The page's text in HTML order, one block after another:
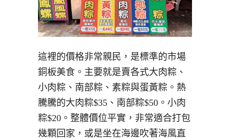
這裡的價格非常親民，是標準的市場
銅板美食。主要就是賣各式大肉粽、
小肉粽、南部粽、素粽與蛋黃粽。熱
騰騰的大肉粽$35、南部粽$50。小肉
粽$20。整體價位平實，非常適合打包
幾顆回家，或是坐在海邊吹著海風直